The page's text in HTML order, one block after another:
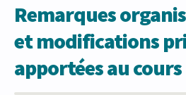
Remarques
et modifications
apportées au cours